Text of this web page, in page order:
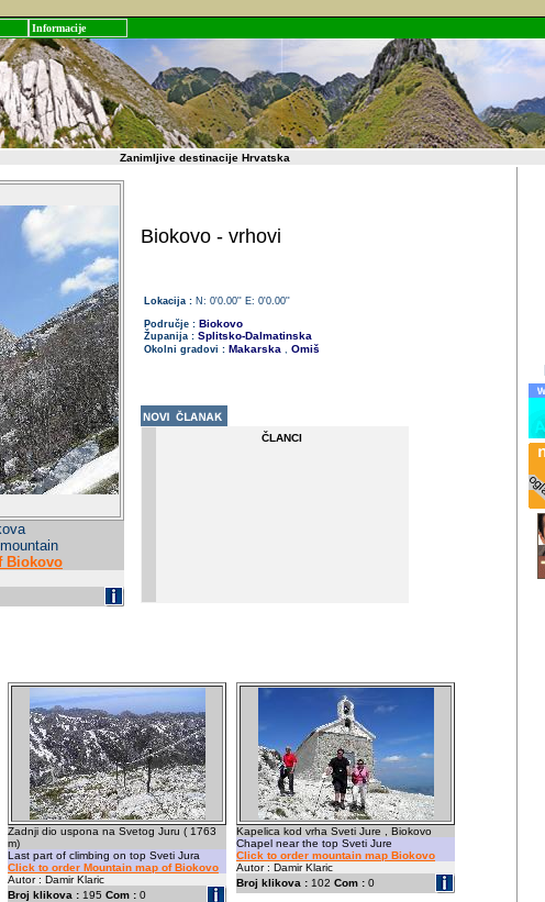
Informacije
Zanimljive destinacije Hrvatska
Biokovo
Biokovo - vrhovi
Lokacija : N: 0'0.00'' E: 0'0.00''
Područje : Biokovo
Županija : Splitsko-Dalmatinska
Okolni gradovi : Makarska , Omiš
ČLANCI
Zadnji dio uspona na Svetog Juru ( 1763
m)
Last part of climbing on top Sveti Jura
Click to order Mountain map of Biokovo
Autor : Damir Klaric
Broj klikova : 195 Com : 0
Kapelica kod vrha Sveti Jure , Biokovo
Chapel near the top Sveti Jure
Click to order mountain map Biokovo
Autor : Damir Klaric
Broj klikova : 102 Com : 0